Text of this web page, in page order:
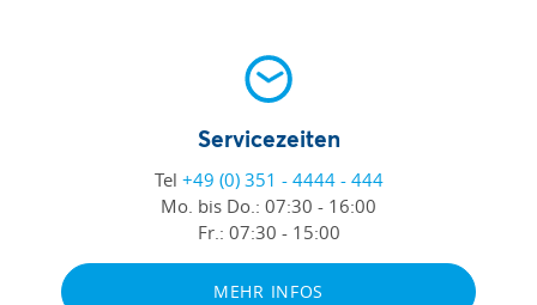
Servicezeiten
Tel +49 (0) 351 - 4444 - 444
Mo. bis Do.: 07:30 - 16:00
Fr.: 07:30 - 15:00
MEHR INFOS